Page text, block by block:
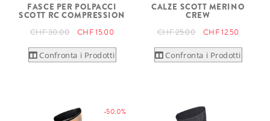
FASCE PER POLPACCI
SCOTT RC COMPRESSION
CHF 30.00 CHF 15.00
Confronta i Prodotti
CALZE SCOTT MERINO
CREW
CHF 25.00 CHF 12.50
Confronta i Prodotti
-50.0%